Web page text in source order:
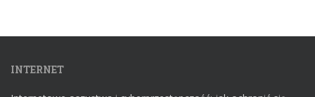
INTERNET